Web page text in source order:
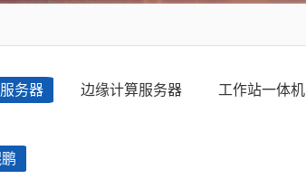
务器 边缘计算服务器 工作站一体机